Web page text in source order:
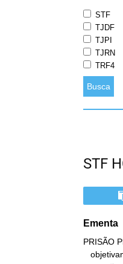
STF
TJDF
TJPI
TJRN
TRF4
Busca
STF
Ementa
PRISÃO